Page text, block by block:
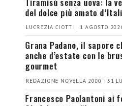
del dolce più amato
LUCREZIA CIOTTI | 1 AGOSTO
Grana Padano, il sapore
anche d’estate con le
gourmet
REDAZIONE NOVELLA 2000 | 31
Francesco Paolantoni ai